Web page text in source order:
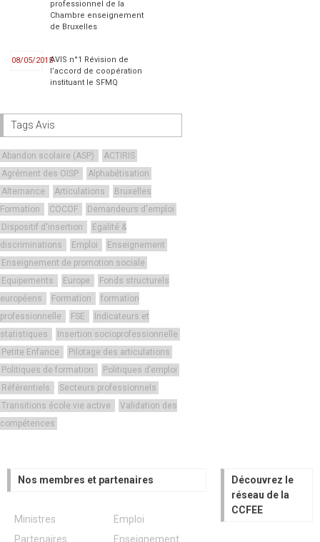
professionnel de la
Chambre enseignement
de Bruxelles
08/05/2015AVIS n°1 Révision de
l’accord de coopération
instituant le SFMQ
Tags Avis
Abandon scolaire (ASP)
ACTIRIS
Agrément des OISP
Alphabétisation
Alternance
Articulations
Bruxelles
Formation
COCOF
Demandeurs d'emploi
Dispositif d'insertion
Egalité &
discriminations
Emploi
Enseignement
Enseignement de promotion sociale
Equipements
Europe
Fonds structurels
européens
Formation
formation
professionnelle
FSE
Indicateurs et
statistiques
Insertion socioprofessionnelle
Petite Enfance
Pilotage des articulations
Politiques de formation
Politiques d’emploi
Référentiels
Secteurs professionnels
Transitions école vie active
Validation des
compétences
Nos membres et partenaires
Ministres
Partenaires
Emploi
Enseignement
Découvrez le
réseau de la
CCFEE